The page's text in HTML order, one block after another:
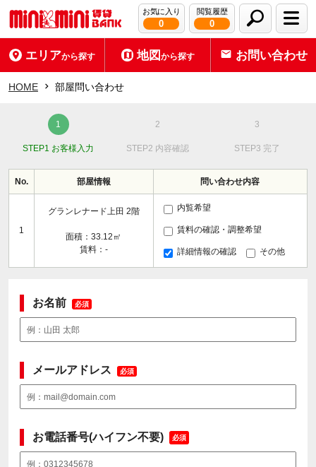
お気に入り
0
閲覧履歴
0
エリアから探す 地図から探す お問い合わせ
HOME 部屋問い合わせ
STEP1 お客様入力 STEP2 内容確認 STEP3 完了
No. 部屋情報 問い合わせ内容
1
グランレナード上田 2階
面積：33.12㎡
賃料：-
内覧希望
賃料の確認・調整希望
詳細情報の確認 その他
お名前 必須
メールアドレス 必須
お電話番号(ハイフン不要) 必須